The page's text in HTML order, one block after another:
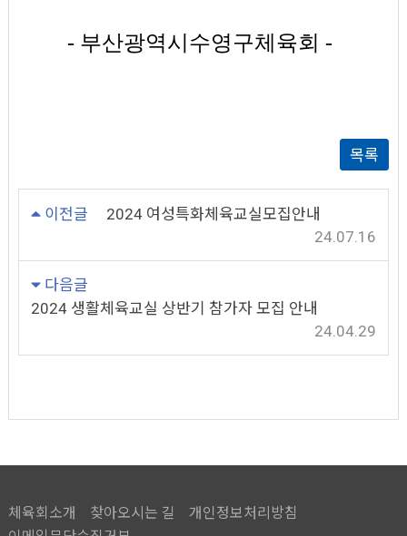
- 부산광역시수영구체육회 -
목록
이전글
2024 여성특화체육교실모집안내
24.07.16
다음글
2024 생활체육교실 상반기 참가자 모집 안내
24.04.29
체육회소개 찾아오시는 길
개인정보처리방침